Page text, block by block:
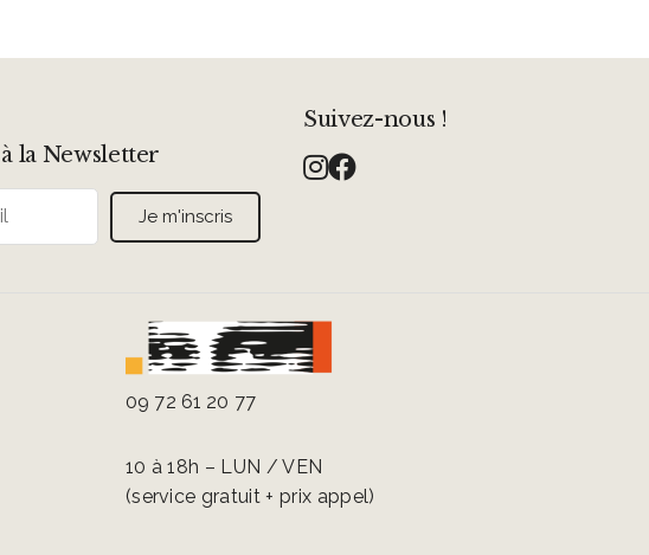
la Newsletter
Suivez-nous !
09 72 61 20 77
10 à 18h – LUN / VEN
(service gratuit + prix appel)